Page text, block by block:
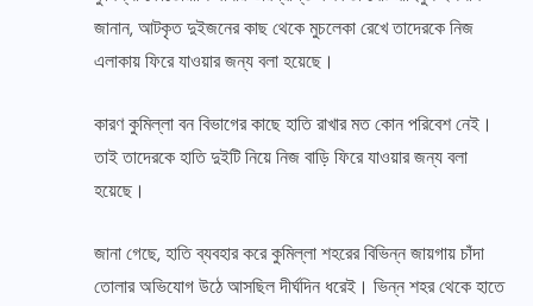
জানান, আটকৃত দুইজনের কাছ থেকে মুচলেকা রেখে তাদেরকে নিজ
এলাকায় ফিরে যাওয়ার জন্য বলা হয়েছে।
কারণ কুমিল্লা বন বিভাগের কাছে হাতি রাখার মত কোন পরিবেশ নেই।
তাই তাদেরকে হাতি দুইটি নিয়ে নিজ বাড়ি ফিরে যাওয়ার জন্য বলা
হয়েছে।
জানা গেছে, হাতি ব্যবহার করে কুমিল্লা শহরের বিভিন্ন জায়গায় চাঁদা
তোলার অভিযোগ উঠে আসছিল দীর্ঘদিন ধরেই। ভিন্ন শহর থেকে হাতে